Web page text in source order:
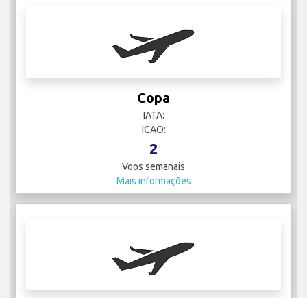
Copa
IATA:
ICAO:
2
Voos semanais
Mais informações